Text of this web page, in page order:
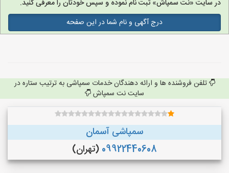
در سایت «نت سمپاش» ثبت نام نموده و سپس خودتان را معرفی کنید.
درج آگهی و نام شما در این صفحه
تلفن فروشنده ها و ارائه دهندگان خدمات سمپاشی به ترتیب ستاره در
سایت نت سمپاش
سمپاشی آسمان
09922440608 (تهران)